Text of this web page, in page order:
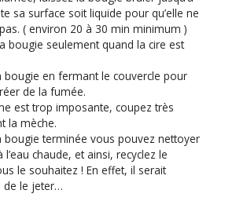
sa surface soit liquide pour qu’elle ne
( environ 20 à 30 min minimum )
bougie seulement quand la cire est
bougie en fermant le couvercle pour
de la fumée.
est trop imposante, coupez très
la mèche.
bougie terminée vous pouvez nettoyer
chaude, et ainsi, recyclez le
le souhaitez ! En effet, il serait
de le jeter…